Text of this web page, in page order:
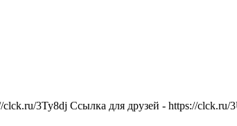
3Ty8dj Ссылка для друзей - https://clck.ru/